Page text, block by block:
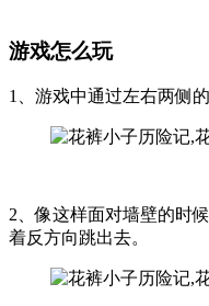
游戏怎么玩
1、游戏中通过左右两侧
2、像这样面对墙壁的时
着反方向跳出去。